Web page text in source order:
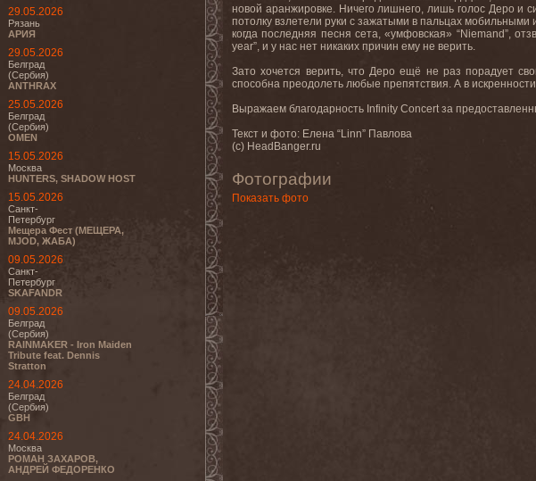
29.05.2026
Рязань
АРИЯ
29.05.2026
Белград
(Сербия)
ANTHRAX
25.05.2026
Белград
(Сербия)
OMEN
15.05.2026
Москва
HUNTERS, SHADOW HOST
15.05.2026
Санкт-
Петербург
Мещера Фест (МЕЩЕРА,
MJOD, ЖАБА)
09.05.2026
Санкт-
Петербург
SKAFANDR
09.05.2026
Белград
(Сербия)
RAINMAKER - Iron Maiden
Tribute feat. Dennis
Stratton
24.04.2026
Белград
(Сербия)
GBH
24.04.2026
Москва
РОМАН ЗАХАРОВ,
АНДРЕЙ ФЕДОРЕНКО
новой аранжировке. Ничего лишнего, лишь голос Деро и
потолку взлетели руки с зажатыми в пальцах
когда последняя песня сета, «умфовская» “Niemand”,
year”, и у нас нет никаких причин ему не верить.
Зато хочется верить, что Деро ещё не раз порадует
способна преодолеть любые препятствия. А в
Выражаем благодарность Infinity Concert за
Текст и фото: Елена “Linn” Павлова
(с) HeadBanger.ru
Фотографии
Показать фото